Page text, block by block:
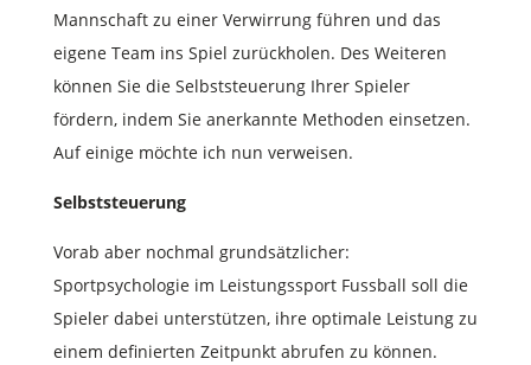
Mannschaft zu einer Verwirrung führen und das
eigene Team ins Spiel zurückholen. Des Weiteren
können Sie die Selbststeuerung Ihrer Spieler
fördern, indem Sie anerkannte Methoden einsetzen.
Auf einige möchte ich nun verweisen.
Selbststeuerung
Vorab aber nochmal grundsätzlicher:
Sportpsychologie im Leistungssport Fussball soll die
Spieler dabei unterstützen, ihre optimale Leistung zu
einem definierten Zeitpunkt abrufen zu können.